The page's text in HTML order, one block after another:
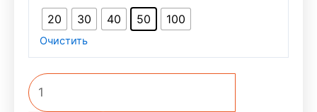
20 30 40 50 100
Очистить
Утеплитель
Пеноплекс
Основа